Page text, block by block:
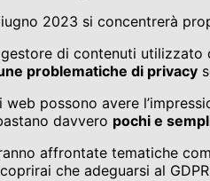
2023 si concentrerà
di contenuti
problematiche di privacy
possono avere
davvero pochi e
affrontate tematiche
che adeguarsi al